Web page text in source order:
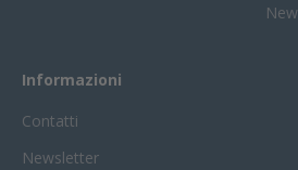
Informazioni
Contatti
Newsletter